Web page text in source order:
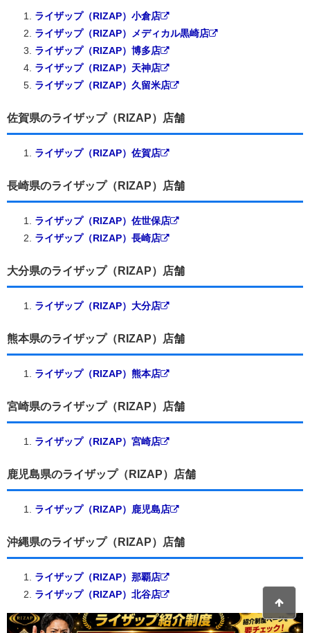
ライザップ（RIZAP）小倉店
ライザップ（RIZAP）メディカル黒崎店
ライザップ（RIZAP）博多店
ライザップ（RIZAP）天神店
ライザップ（RIZAP）久留米店
佐賀県のライザップ（RIZAP）店舗
ライザップ（RIZAP）佐賀店
長崎県のライザップ（RIZAP）店舗
ライザップ（RIZAP）佐世保店
ライザップ（RIZAP）長崎店
大分県のライザップ（RIZAP）店舗
ライザップ（RIZAP）大分店
熊本県のライザップ（RIZAP）店舗
ライザップ（RIZAP）熊本店
宮崎県のライザップ（RIZAP）店舗
ライザップ（RIZAP）宮崎店
鹿児島県のライザップ（RIZAP）店舗
ライザップ（RIZAP）鹿児島店
沖縄県のライザップ（RIZAP）店舗
ライザップ（RIZAP）那覇店
ライザップ（RIZAP）北谷店